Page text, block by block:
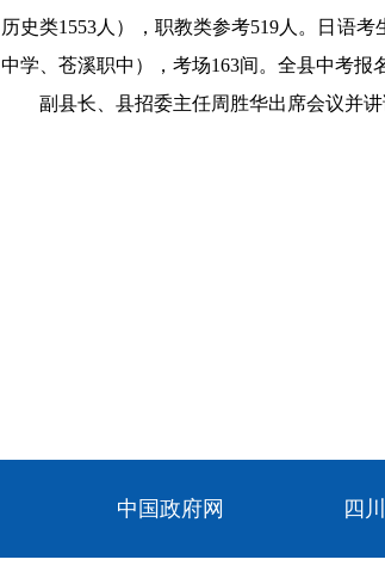
历史类1553人），职教类参考519人。日语
中学、苍溪职中），考场163间。全县中考报
副县长、县招委主任周胜华出席会议并讲
中国政府网 四